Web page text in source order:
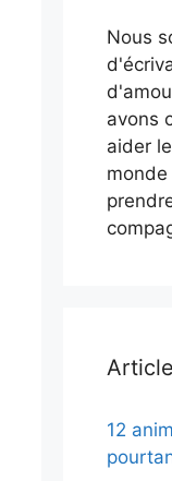
Nous
avons
aider
12